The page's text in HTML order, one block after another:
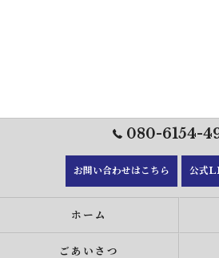
080-6154-
お問い合わせはこちら 公式
ホーム
ごあいさつ